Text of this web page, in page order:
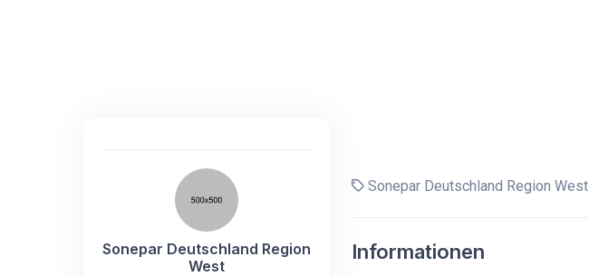
Sonepar Deutschland Region
West
Sonepar Deutschland Region West
Informationen